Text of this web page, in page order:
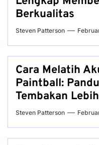
Berkualitas
Steven Patterson
Cara Melatih
Paintball:
Tembakan
Steven Patterson